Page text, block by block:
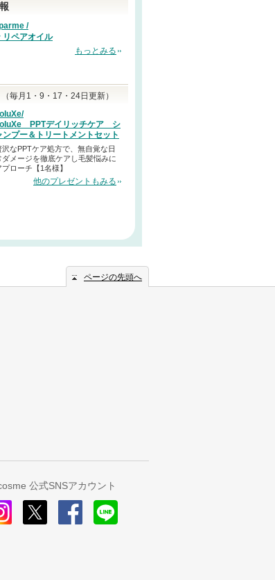
/
リペアオイル
もっとみる
（毎月1・9・17・24日更新）
PPTデイリッチケア シ
ンプー＆トリートメントセット
沢なPPTケア処方で、無自覚な日
ダメージを徹底ケアし毛髪悩みに
プローチ【1名様】
他のプレゼントもみる
ページの先頭へ
公式SNSアカウント